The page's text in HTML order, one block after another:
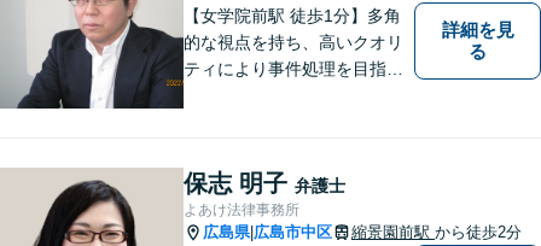
室】
【女学院前駅 徒歩1分】多角
的な視点を持ち、高いクオリ
ティにより事件処理を目指し
詳細を見
る
保志 明子 弁護士
よあけ法律事務所
広島県| 広島市中区 縮景園前駅 から徒歩2分